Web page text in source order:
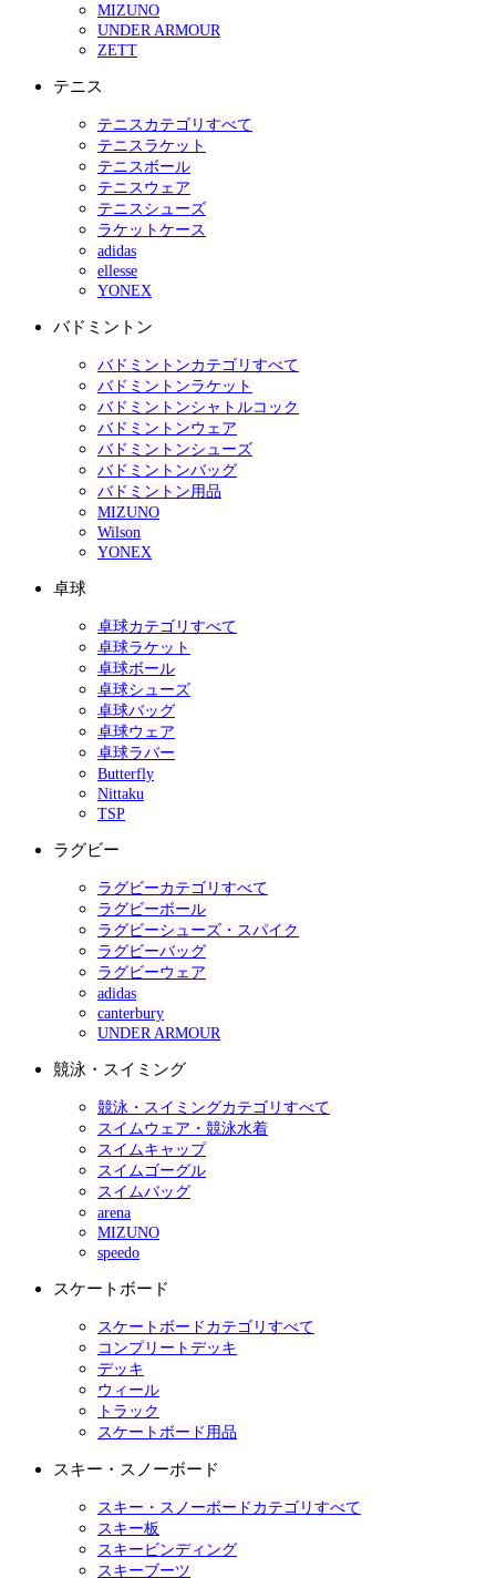
MIZUNO
UNDER ARMOUR
ZETT
テニス
テニスカテゴリすべて
テニスラケット
テニスボール
テニスウェア
テニスシューズ
ラケットケース
adidas
ellesse
YONEX
バドミントン
バドミントンカテゴリすべて
バドミントンラケット
バドミントンシャトルコック
バドミントンウェア
バドミントンシューズ
バドミントンバッグ
バドミントン用品
MIZUNO
Wilson
YONEX
卓球
卓球カテゴリすべて
卓球ラケット
卓球ボール
卓球シューズ
卓球バッグ
卓球ウェア
卓球ラバー
Butterfly
Nittaku
TSP
ラグビー
ラグビーカテゴリすべて
ラグビーボール
ラグビーシューズ・スパイク
ラグビーバッグ
ラグビーウェア
adidas
canterbury
UNDER ARMOUR
競泳・スイミング
競泳・スイミングカテゴリすべて
スイムウェア・競泳水着
スイムキャップ
スイムゴーグル
スイムバッグ
arena
MIZUNO
speedo
スケートボード
スケートボードカテゴリすべて
コンプリートデッキ
デッキ
ウィール
トラック
スケートボード用品
スキー・スノーボード
スキー・スノーボードカテゴリすべて
スキー板
スキービンディング
スキーブーツ